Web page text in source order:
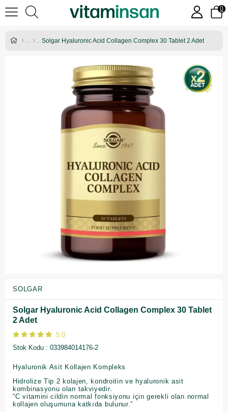
0
Solgar Hyaluronic Acid Collagen Complex 30 Tablet 2 Adet
SOLGAR
Solgar Hyaluronic Acid Collagen Complex 30 Tablet
2 Adet
5.0
Stok Kodu
033984014176-2
Hyaluronik Asit Kollajen Kompleks
Hidrolize Tip 2 kolajen, kondroitin ve hyaluronik asit
kombinasyonu olan takviyedir.
“C vitamini cildin normal fonksiyonu için gerekli olan normal
kollajen oluşumuna katkıda bulunur.”